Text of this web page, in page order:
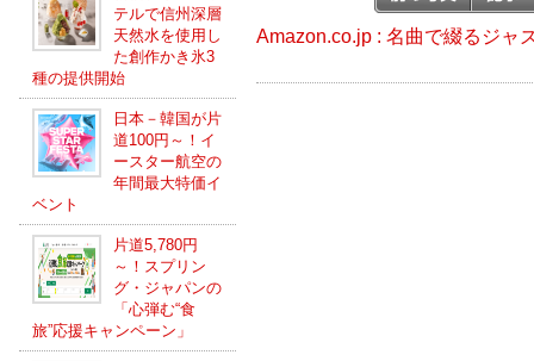
テルで信州深層
天然水を使用し
た創作かき氷3
種の提供開始
日本－韓国が片
道100円～！イ
ースター航空の
年間最大特価イ
ベント
片道5,780円
～！スプリン
グ・ジャパンの
「心弾む“食
旅”応援キャンペーン」
Amazon.co.jp : 名曲で綴るジャ